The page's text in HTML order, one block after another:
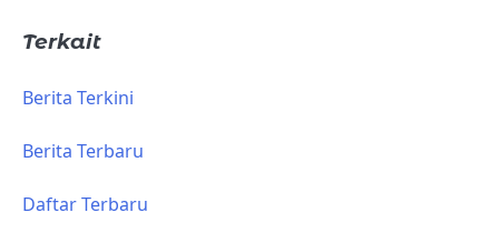
Terkait
Berita Terkini
Berita Terbaru
Daftar Terbaru